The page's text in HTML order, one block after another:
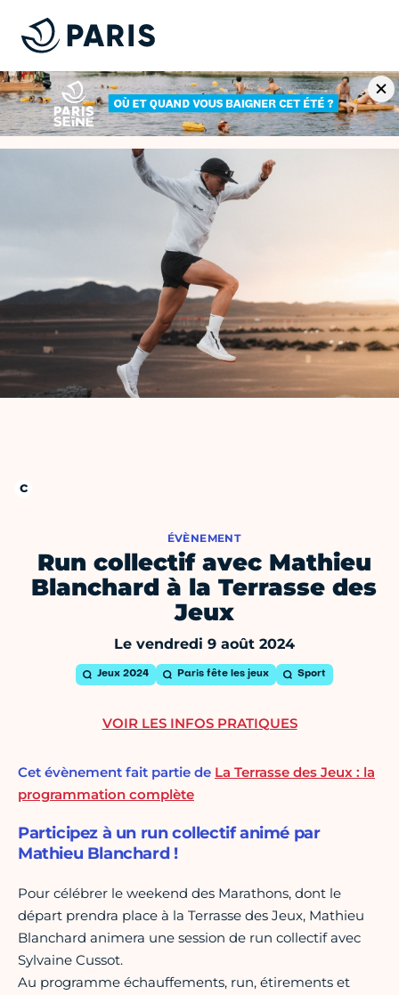
ÉVÈNEMENT
Run collectif avec Mathieu
Blanchard à la Terrasse des
Jeux
Le vendredi 9 août 2024
Jeux 2024 Paris fête les jeux Sport
Cet évènement fait partie de La Terrasse des Jeux : la
programmation complète
Participez à un run collectif animé par
Mathieu Blanchard !
Pour célébrer le weekend des Marathons, dont le
départ prendra place à la Terrasse des Jeux, Mathieu
Blanchard animera une session de run collectif avec
Sylvaine Cussot.
Au programme échauffements, run, étirements et
VOIR LES INFOS PRATIQUES